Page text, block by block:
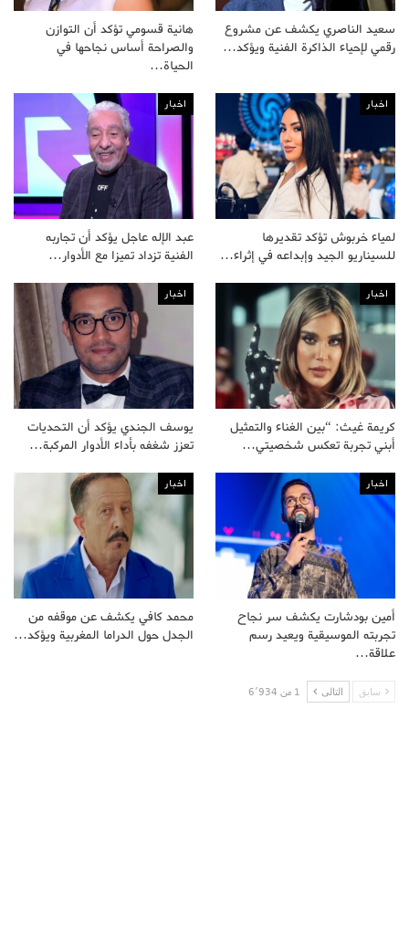
سعيد الناصري يكشف عن مشروع
رقمي لإحياء الذاكرة الفنية ويؤكد…
هانية قسومي تؤكد أن التوازن
والصراحة أساس نجاحها في
الحياة…
اخبار
لمياء خربوش تؤكد تقديرها
للسيناريو الجيد وإبداعه في إثراء…
اخبار
عبد الإله عاجل يؤكد أن تجاربه
الفنية تزداد تميزا مع الأدوار…
اخبار
كريمة غيث: “بين الغناء والتمثيل
أبني تجربة تعكس شخصيتي…
اخبار
يوسف الجندي يؤكد أن التحديات
تعزز شغفه بأداء الأدوار المركبة…
اخبار
أمين بودشارت يكشف سر نجاح
تجربته الموسيقية ويعيد رسم
علاقة…
اخبار
محمد كافي يكشف عن موقفه من
الجدل حول الدراما المغربية ويؤكد…
سابق التالى 1 من 6٬934